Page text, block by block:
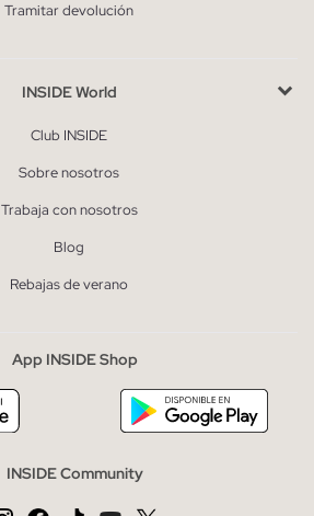
Tramitar devolución
INSIDE World
Club INSIDE
Sobre nosotros
Trabaja con nosotros
Blog
Rebajas de verano
App INSIDE Shop
INSIDE Community